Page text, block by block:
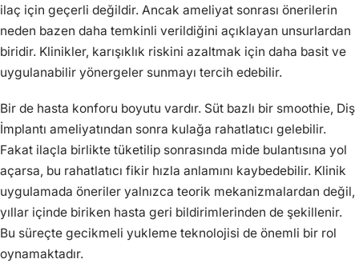
ilaç için geçerli değildir. Ancak ameliyat sonrası önerilerin
neden bazen daha temkinli verildiğini açıklayan unsurlardan
biridir. Klinikler, karışıklık riskini azaltmak için daha basit ve
uygulanabilir yönergeler sunmayı tercih edebilir.
Bir de hasta konforu boyutu vardır. Süt bazlı bir smoothie, Diş
İmplantı ameliyatından sonra kulağa rahatlatıcı gelebilir.
Fakat ilaçla birlikte tüketilip sonrasında mide bulantısına yol
açarsa, bu rahatlatıcı fikir hızla anlamını kaybedebilir. Klinik
uygulamada öneriler yalnızca teorik mekanizmalardan değil,
yıllar içinde biriken hasta geri bildirimlerinden de şekillenir.
Bu süreçte gecikmeli yukleme teknolojisi de önemli bir rol
oynamaktadır.